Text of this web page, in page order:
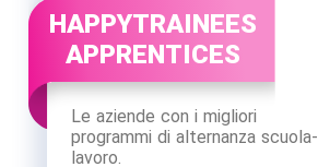
HAPPYTRAINEES
APPRENTICES
Le aziende con i migliori
programmi di alternanza scuola-
lavoro.